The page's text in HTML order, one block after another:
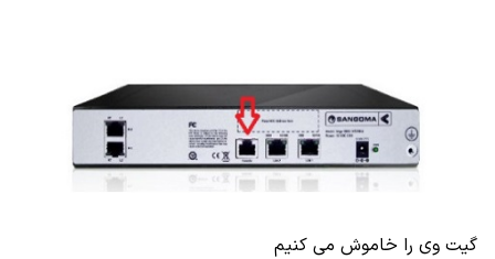
گیت وی را خاموش می کنیم